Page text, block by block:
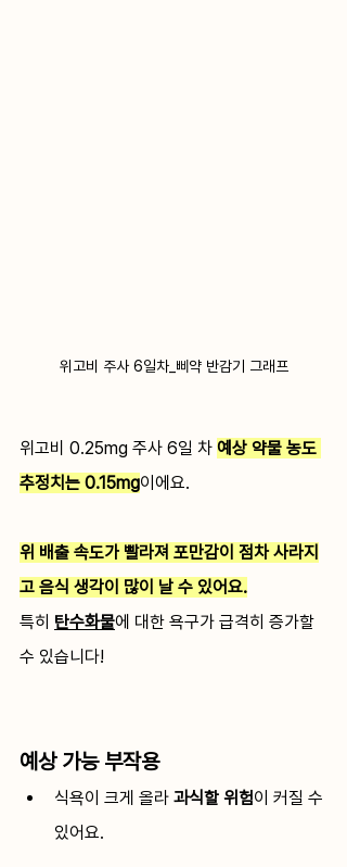
위고비 주사 6일차_삐약 반감기 그래프
위고비 0.25mg 주사 6일 차 예상 약물 농도
추정치는 0.15mg이에요.
위 배출 속도가 빨라져 포만감이 점차 사라지
고 음식 생각이 많이 날 수 있어요.
특히 탄수화물에 대한 욕구가 급격히 증가할
수 있습니다!
예상 가능 부작용
식욕이 크게 올라 과식할 위험이 커질 수
있어요.